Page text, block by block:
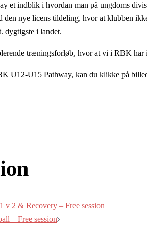
et indblik i hvordan man på ungdoms
nye licens tildeling, hvor at klubben
dygtigste i landet.
træningsforløb, hvor at vi i RBK har
U12-U15 Pathway, kan du klikke på
2 & Recovery – Free session
– Free session